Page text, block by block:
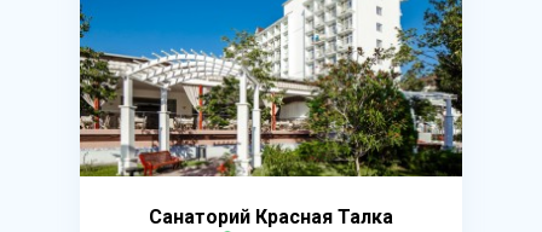
Санаторий Красная Талка